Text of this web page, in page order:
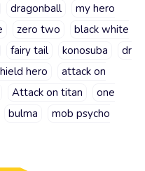
dragonball
my hero
zero two
black white
fairy tail konosuba
dr
hero
attack on
Attack on titan
one
bulma
mob psycho